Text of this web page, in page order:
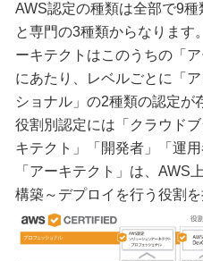
AWS認定の種類は全部で9
と専門の3種類からなります
ーキテクトはこのうちの「
にあたり、レベルごとに「
ショナル」の2種類の認定が
役割別認定には「クラウド
キテクト」「開発者」「運
「アーキテクト」は、AWS
構築～デプロイを行う役割を